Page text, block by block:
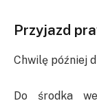
Przyjazd
Chwilę później
Do środka